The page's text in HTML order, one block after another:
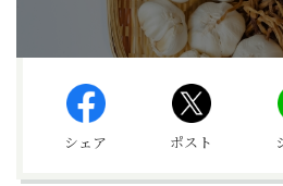
シェア ポスト